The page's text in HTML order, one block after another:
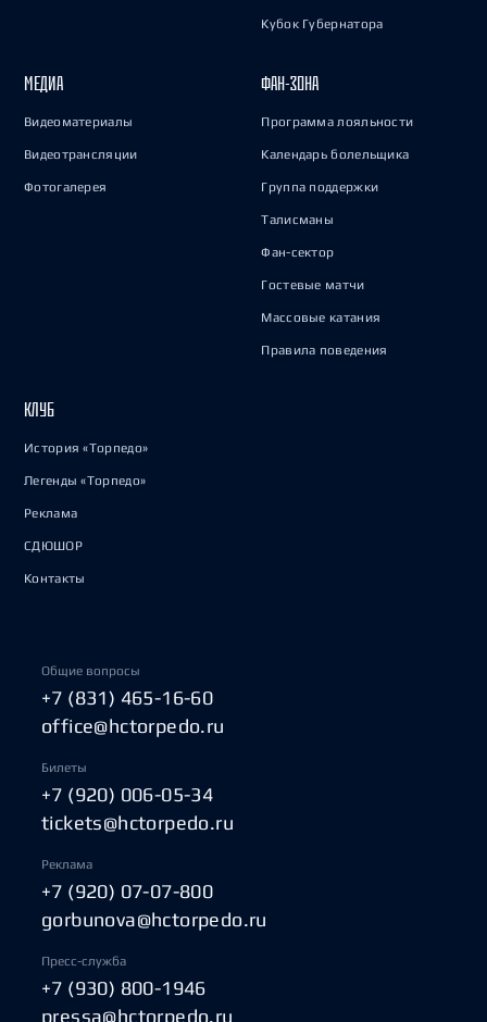
Кубок Губернатора
МЕДИА
Видеоматериалы
Видеотрансляции
Фотогалерея
ФАН-ЗОНА
Программа лояльности
Календарь болельщика
Группа поддержки
Талисманы
Фан-сектор
Гостевые матчи
Массовые катания
Правила поведения
КЛУБ
История «Торпедо»
Легенды «Торпедо»
Реклама
СДЮШОР
Контакты
Общие вопросы
+7 (831) 465-16-60
office@hctorpedo.ru
Билеты
+7 (920) 006-05-34
tickets@hctorpedo.ru
Реклама
+7 (920) 07-07-800
gorbunova@hctorpedo.ru
Пресс-служба
+7 (930) 800-1946
pressa@hctorpedo.ru